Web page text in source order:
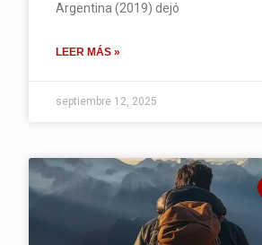
Argentina (2019) dejó
LEER MÁS »
septiembre 12, 2025